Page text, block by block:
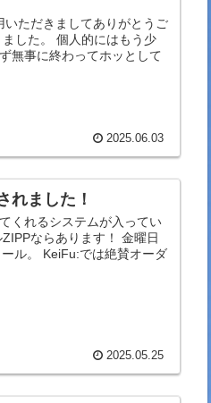
ただきましてありがとうご
した。 個人的にはもう少
無事に終わってホッとして
2025.06.03
れました！
くれるシステムが入ってい
ならあります！ 金曜日
ル。 KeiFu:では絶賛オーダ
2025.05.25